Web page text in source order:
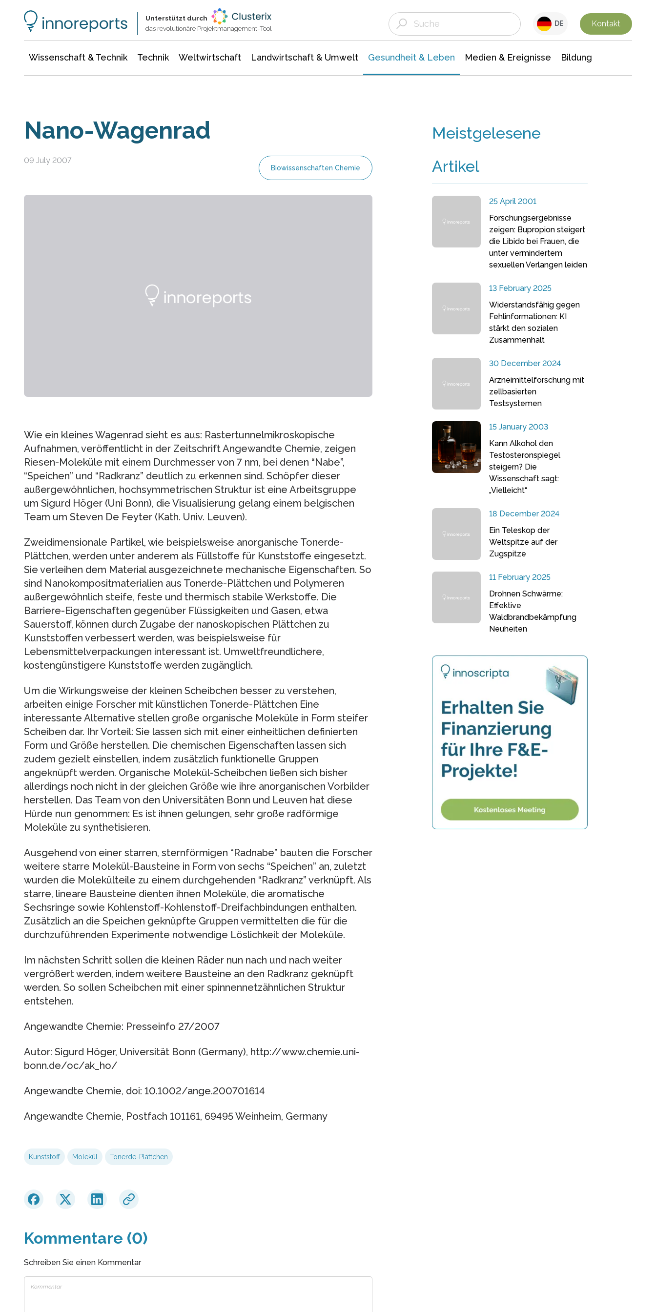
Unterstützt durch
das revolutionäre Projektmanagement-Tool
DE Kontakt
Wissenschaft & Technik Technik Weltwirtschaft Landwirtschaft & Umwelt Gesundheit & Leben Medien & Ereignisse Bildung
Nano-Wagenrad
09 July 2007
Biowissenschaften Chemie
Wie ein kleines Wagenrad sieht es aus: Rastertunnelmikroskopische
Aufnahmen, veröffentlicht in der Zeitschrift Angewandte Chemie, zeigen
Riesen-Moleküle mit einem Durchmesser von 7 nm, bei denen “Nabe”,
“Speichen” und “Radkranz” deutlich zu erkennen sind. Schöpfer dieser
außergewöhnlichen, hochsymmetrischen Struktur ist eine Arbeitsgruppe
um Sigurd Höger (Uni Bonn), die Visualisierung gelang einem belgischen
Team um Steven De Feyter (Kath. Univ. Leuven).
Zweidimensionale Partikel, wie beispielsweise anorganische Tonerde-
Plättchen, werden unter anderem als Füllstoffe für Kunststoffe eingesetzt.
Sie verleihen dem Material ausgezeichnete mechanische Eigenschaften. So
sind Nanokompositmaterialien aus Tonerde-Plättchen und Polymeren
außergewöhnlich steife, feste und thermisch stabile Werkstoffe. Die
Barriere-Eigenschaften gegenüber Flüssigkeiten und Gasen, etwa
Sauerstoff, können durch Zugabe der nanoskopischen Plättchen zu
Kunststoffen verbessert werden, was beispielsweise für
Lebensmittelverpackungen interessant ist. Umweltfreundlichere,
kostengünstigere Kunststoffe werden zugänglich.
Um die Wirkungsweise der kleinen Scheibchen besser zu verstehen,
arbeiten einige Forscher mit künstlichen Tonerde-Plättchen Eine
interessante Alternative stellen große organische Moleküle in Form steifer
Scheiben dar. Ihr Vorteil: Sie lassen sich mit einer einheitlichen definierten
Form und Größe herstellen. Die chemischen Eigenschaften lassen sich
zudem gezielt einstellen, indem zusätzlich funktionelle Gruppen
angeknüpft werden. Organische Molekül-Scheibchen ließen sich bisher
allerdings noch nicht in der gleichen Größe wie ihre anorganischen Vorbilder
herstellen. Das Team von den Universitäten Bonn und Leuven hat diese
Hürde nun genommen: Es ist ihnen gelungen, sehr große radförmige
Moleküle zu synthetisieren.
Ausgehend von einer starren, sternförmigen “Radnabe” bauten die Forscher
weitere starre Molekül-Bausteine in Form von sechs “Speichen” an, zuletzt
wurden die Molekülteile zu einem durchgehenden “Radkranz” verknüpft. Als
starre, lineare Bausteine dienten ihnen Moleküle, die aromatische
Sechsringe sowie Kohlenstoff-Kohlenstoff-Dreifachbindungen enthalten.
Zusätzlich an die Speichen geknüpfte Gruppen vermittelten die für die
durchzuführenden Experimente notwendige Löslichkeit der Moleküle.
Im nächsten Schritt sollen die kleinen Räder nun nach und nach weiter
vergrößert werden, indem weitere Bausteine an den Radkranz geknüpft
werden. So sollen Scheibchen mit einer spinnennetzähnlichen Struktur
entstehen.
Angewandte Chemie: Presseinfo 27/2007
Autor: Sigurd Höger, Universität Bonn (Germany), http://www.chemie.uni-
bonn.de/oc/ak_ho/
Angewandte Chemie, doi: 10.1002/ange.200701614
Angewandte Chemie, Postfach 101161, 69495 Weinheim, Germany
Kunststoff Molekül Tonerde-Plättchen
Kommentare (0)
Schreiben Sie einen Kommentar
Meistgelesene
Artikel
25 April 2001
Forschungsergebnisse
zeigen: Bupropion steigert
die Libido bei Frauen, die
unter vermindertem
sexuellen Verlangen leiden
13 February 2025
Widerstandsfähig gegen
Fehlinformationen: KI
stärkt den sozialen
Zusammenhalt
30 December 2024
Arzneimittelforschung mit
zellbasierten
Testsystemen
15 January 2003
Kann Alkohol den
Testosteronspiegel
steigern? Die
Wissenschaft sagt:
„Vielleicht“
18 December 2024
Ein Teleskop der
Weltspitze auf der
Zugspitze
11 February 2025
Drohnen Schwärme:
Effektive
Waldbrandbekämpfung
Neuheiten